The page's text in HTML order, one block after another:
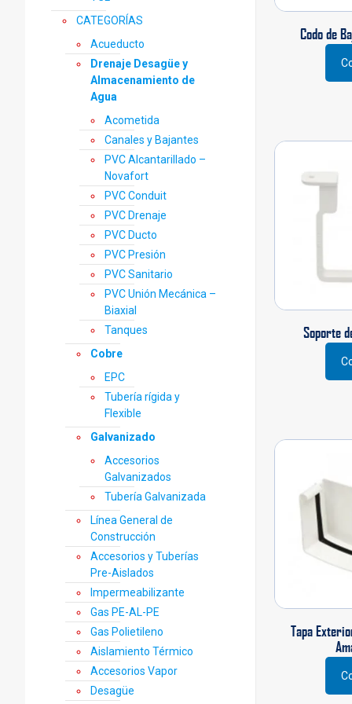
Codo de
Este
se
de
Soporte
Este
se
en
la
página
Tapa
CATEGORÍAS
Acueducto
Drenaje Desagüe y
Almacenamiento de
Agua
Acometida
Canales y Bajantes
PVC Alcantarillado –
Novafort
PVC Conduit
PVC Drenaje
PVC Ducto
PVC Presión
PVC Sanitario
PVC Unión Mecánica –
Biaxial
Tanques
Cobre
EPC
Tubería rígida y
Flexible
Galvanizado
Accesorios
Galvanizados
Tubería Galvanizada
Línea General de
Construcción
Accesorios y Tuberías
Pre-Aislados
Impermeabilizante
Gas PE-AL-PE
Gas Polietileno
Aislamiento Térmico
Accesorios Vapor
Desagüe